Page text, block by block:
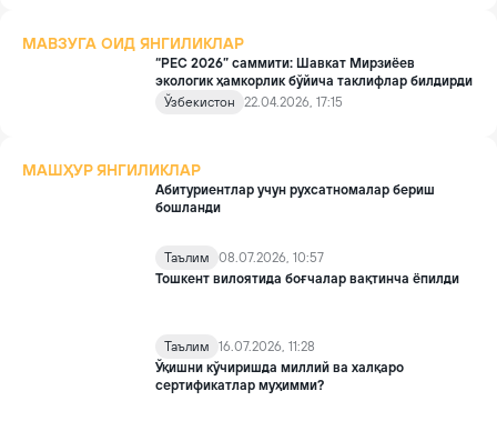
МАВЗУГА ОИД ЯНГИЛИКЛАР
“РЕС 2026” саммити: Шавкат Мирзиёев
экологик ҳамкорлик бўйича таклифлар билдирди
Ўзбекистон
22.04.2026, 17:15
МАШҲУР ЯНГИЛИКЛАР
Абитуриентлар учун рухсатномалар бериш
бошланди
Таълим
08.07.2026, 10:57
Тошкент вилоятида боғчалар вақтинча ёпилди
Таълим
16.07.2026, 11:28
Ўқишни кўчиришда миллий ва халқаро
сертификатлар муҳимми?